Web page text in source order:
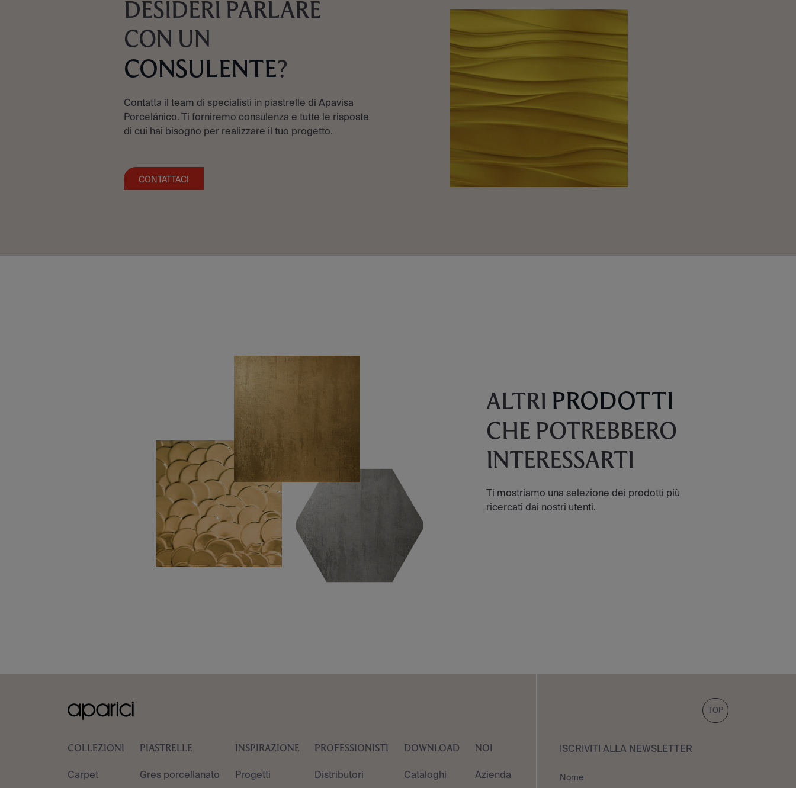
DESIDERI PARLARE
CON UN
CONSULENTE?
Contatta il team di specialisti in piastrelle di Apavisa
Porcelánico. Ti forniremo consulenza e tutte le risposte
di cui hai bisogno per realizzare il tuo progetto.
CONTATTACI
ALTRI PRODOTTI
CHE POTREBBERO
INTERESSARTI
Ti mostriamo una selezione dei prodotti più
ricercati dai nostri utenti.
TOP
COLLEZIONI
Carpet
PIASTRELLE
Gres porcellanato
INSPIRAZIONE
Progetti
PROFESSIONISTI
Distributori
DOWNLOAD
Cataloghi
NOI
Azienda
ISCRIVITI ALLA NEWSLETTER